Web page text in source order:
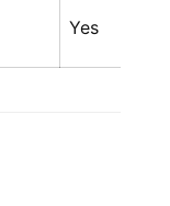
Yes